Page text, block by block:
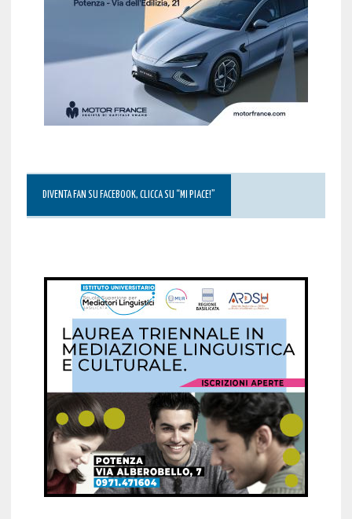
DIVENTA FAN SU FACEBOOK, CLICCA SU “MI PIACE!”